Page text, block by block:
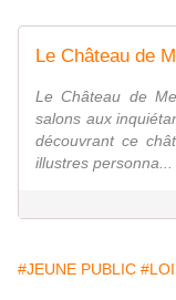
Le Château de
salons aux
découvrant ce
illustres personna...
#JEUNE PUBLIC